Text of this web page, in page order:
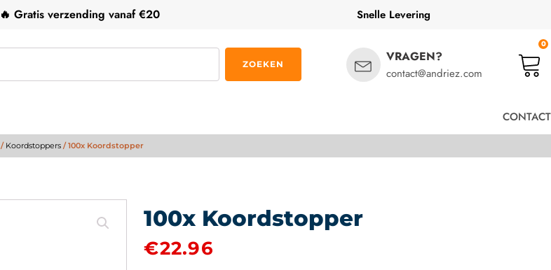
🔥 Gratis verzending vanaf €20 Snelle Levering
ZOEKEN VRAGEN?
contact@andriez.com
0
CONTACT
/ Koordstoppers / 100x Koordstopper
100x Koordstopper
€22.96